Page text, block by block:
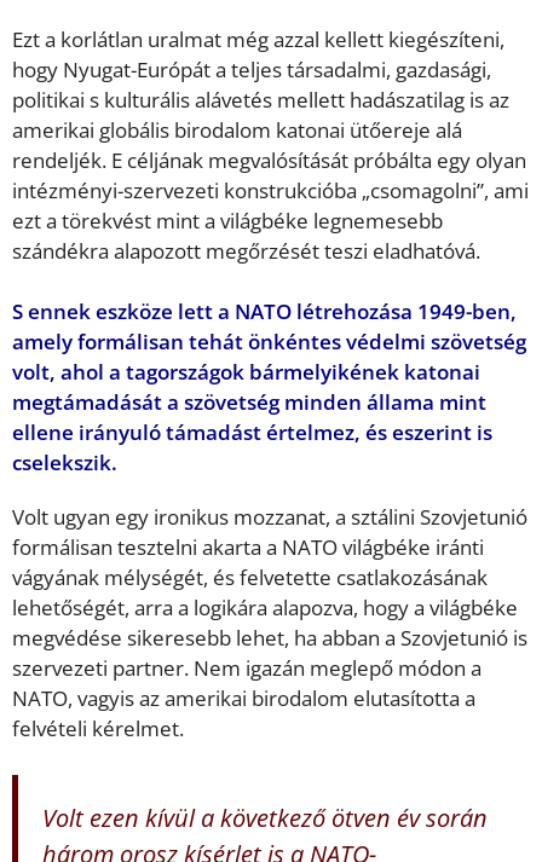
Ezt a korlátlan uralmat még azzal kellett kiegészíteni,
hogy Nyugat-Európát a teljes társadalmi, gazdasági,
politikai s kulturális alávetés mellett hadászatilag is az
amerikai globális birodalom katonai ütőereje alá
rendeljék. E céljának megvalósítását próbálta egy olyan
intézményi-szervezeti konstrukcióba „csomagolni”, ami
ezt a törekvést mint a világbéke legnemesebb
szándékra alapozott megőrzését teszi eladhatóvá.
S ennek eszköze lett a NATO létrehozása 1949-ben,
amely formálisan tehát önkéntes védelmi szövetség
volt, ahol a tagországok bármelyikének katonai
megtámadását a szövetség minden állama mint
ellene irányuló támadást értelmez, és eszerint is
cselekszik.
Volt ugyan egy ironikus mozzanat, a sztálini Szovjetunió
formálisan tesztelni akarta a NATO világbéke iránti
vágyának mélységét, és felvetette csatlakozásának
lehetőségét, arra a logikára alapozva, hogy a világbéke
megvédése sikeresebb lehet, ha abban a Szovjetunió is
szervezeti partner. Nem igazán meglepő módon a
NATO, vagyis az amerikai birodalom elutasította a
felvételi kérelmet.
Volt ezen kívül a következő ötven év során
három orosz kísérlet is a NATO-